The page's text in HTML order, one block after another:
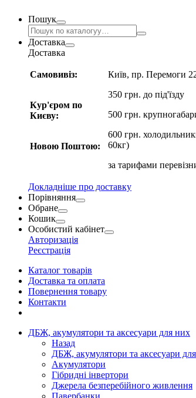
Пошук
Доставка
Доставка
Самовивіз:
Кур'єром по
Києву:
Новою Поштою:
Київ, пр. Перемоги
350 грн. до під'їзду
500 грн.
600 грн.
60кг)
за тарифами
Докладніше про доставку
Порівняння
Обране
Кошик
Особистий кабінет
Авторизація
Реєстрація
Каталог товарів
Доставка та оплата
Повернення товару
Контакти
ДБЖ, акумулятори та аксесуари для них
Назад
ДБЖ, акумулятори та аксесуари
Акумулятори
Гібридні інвертори
Джерела безперебійного живлення
Павербанки